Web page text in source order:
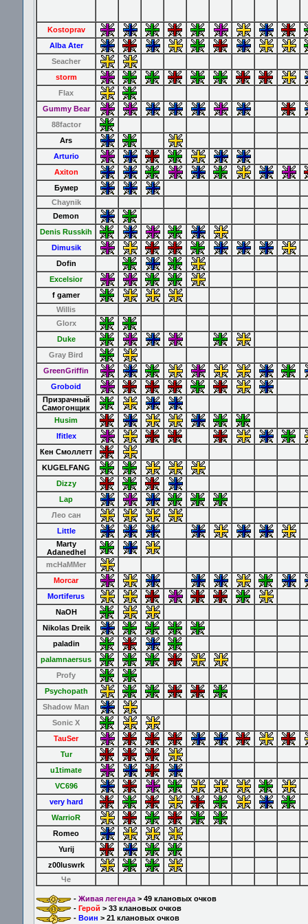
Kostoprav
Alba Ater
Seacher
storm
Flax
Gummy Bear
88factor
Ars
Arturio
Axiton
Бумер
Chaynik
Demon
Denis Russkih
Dimusik
Dofin
Excelsior
f gamer
Willis
Glorx
Duke
Gray Bird
GreenGriffin
Groboid
Призрачный
Самогонщик
Husim
Ifitlex
Кен Смоллетт
KUGELFANG
Dizzy
Lap
Лео сан
Little
Marty
Adanedhel
mcHaMMer
Morcar
Mortiferus
NaOH
Nikolas Dreik
paladin
palamnaersus
Profy
Psychopath
Shadow Man
Sonic X
TauSer
Tur
u1timate
VC696
very hard
WarrioR
Romeo
Yurij
z00luswrk
Че
- Живая легенда > 49 клановых очков
- Герой > 33 клановых очков
- Воин > 21 клановых очков